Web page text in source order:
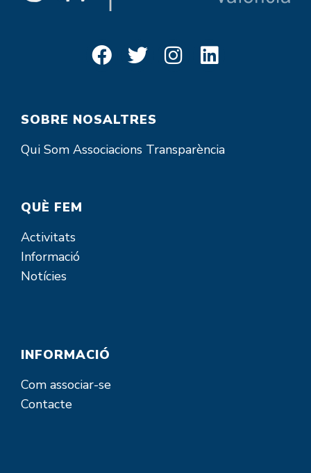
SOBRE NOSALTRES
Qui Som Associacions Transparència
QUÈ FEM
Activitats
Informació
Notícies
INFORMACIÓ
Com associar-se
Contacte